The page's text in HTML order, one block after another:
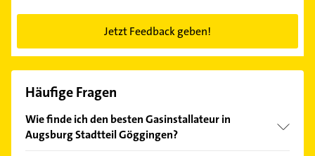
Jetzt Feedback geben!
Häufige Fragen
Wie finde ich den besten Gasinstallateur in
Augsburg Stadtteil Göggingen?